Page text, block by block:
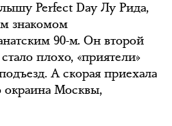
Perfect Day Лу Рида,
знакомом
90-м. Он второй
плохо, «приятели»
А скорая приехала
Москвы,